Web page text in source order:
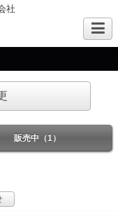
社
販売中（1）